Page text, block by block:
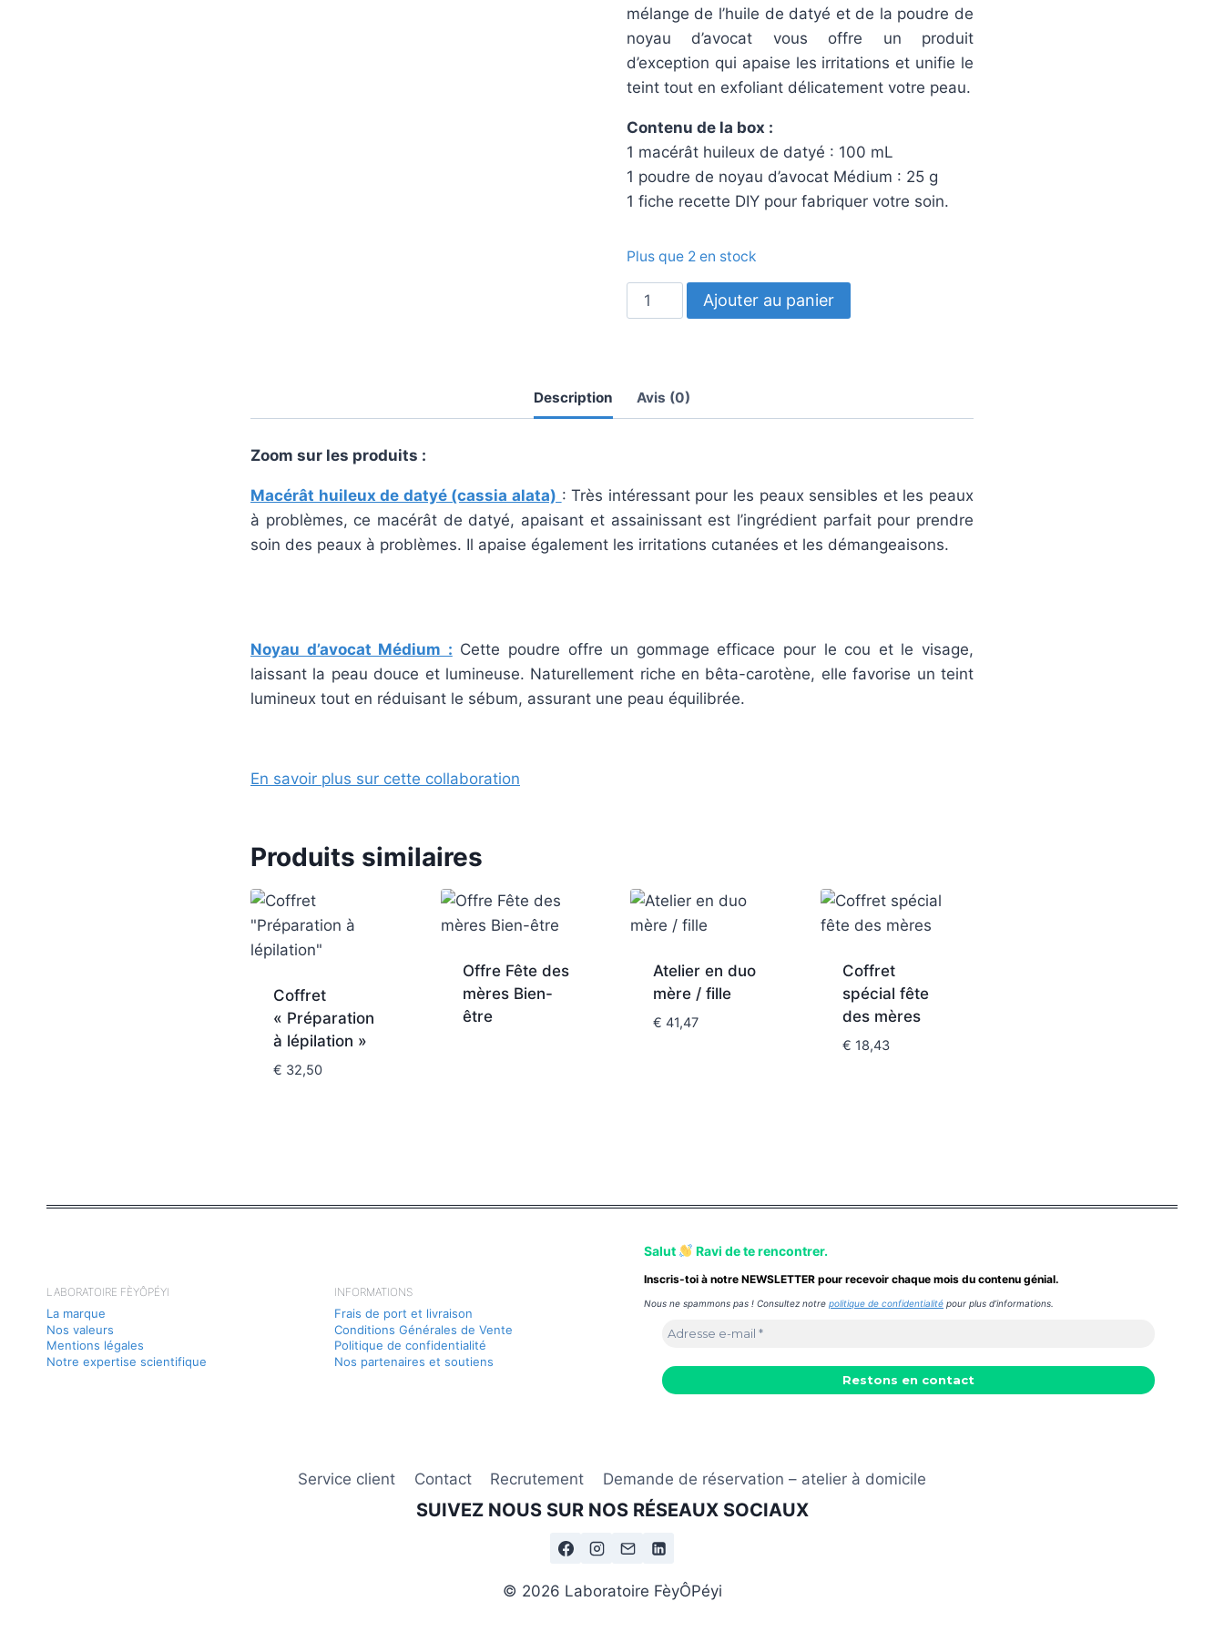
mélange de l’huile de datyé et de la poudre de
noyau d’avocat vous offre un produit
d’exception qui apaise les irritations et unifie le
teint tout en exfoliant délicatement votre peau.
Contenu de la box :
1 macérât huileux de datyé : 100 mL
1 poudre de noyau d’avocat Médium : 25 g
1 fiche recette DIY pour fabriquer votre soin.
Plus que 2 en stock
quantité
de
douce"
Ajouter au panier
Description Avis (0)
Zoom sur les produits :
Macérât huileux de datyé (cassia alata) : Très intéressant pour les peaux sensibles et les peaux
à problèmes, ce macérât de datyé, apaisant et assainissant est l’ingrédient parfait pour prendre
soin des peaux à problèmes. Il apaise également les irritations cutanées et les démangeaisons.
Noyau d’avocat Médium : Cette poudre offre un gommage efficace pour le cou et le visage,
laissant la peau douce et lumineuse. Naturellement riche en bêta-carotène, elle favorise un teint
lumineux tout en réduisant le sébum, assurant une peau équilibrée.
En savoir plus sur cette collaboration
Produits similaires
Coffret
« Préparation
à lépilation »
€ 32,50
Offre Fête des
mères Bien-
être
Atelier en duo
mère / fille
€ 41,47
Coffret
spécial fête
des mères
€ 18,43
LABORATOIRE FÈYÔPÉYI
La marque
Nos valeurs
Mentions légales
Notre expertise scientifique
INFORMATIONS
Frais de port et livraison
Conditions Générales de Vente
Politique de confidentialité
Nos partenaires et soutiens
Salut Ravi de te rencontrer.
Inscris-toi à notre NEWSLETTER pour recevoir chaque mois du contenu génial.
Nous ne spammons pas ! Consultez notre politique de confidentialité pour plus d’informations.
Service client Contact Recrutement Demande de réservation – atelier à domicile
SUIVEZ NOUS SUR NOS RÉSEAUX SOCIAUX
© 2026 Laboratoire FèyÔPéyi